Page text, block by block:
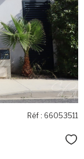
Réf : 66053511